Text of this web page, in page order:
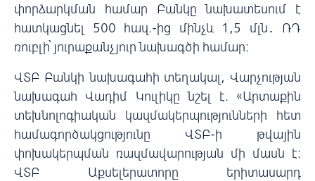
փորձարկման համար Բանկը նախատեսում է
հատկացնել 500 հազ.-ից մինչև 1,5 մլն․ ՌԴ
ռուբլի՝ յուրաքանչյուր նախագծի համար։
ՎՏԲ Բանկի նախագահի տեղակալ, Վարչության
նախագահ Վադիմ Կուլիկը նշել է. «Արտաքին
տեխնոլոգիական կազմակերպությունների հետ
համագործակցությունը ՎՏԲ-ի թվային
փոխակերպման ռազմավարության մի մասն է։
ՎՏԲ Աքսելերատորը երիտասարդ